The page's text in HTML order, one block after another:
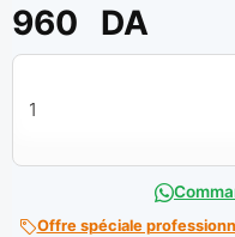
960 DA
quantité de Pierre a
Offre spéciale